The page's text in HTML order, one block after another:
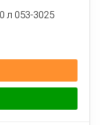
л 053-3025